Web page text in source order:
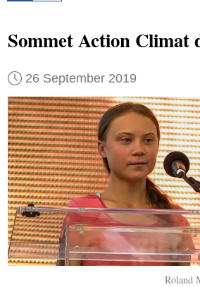
Sommet Action Climat
26 September 2019
Roland